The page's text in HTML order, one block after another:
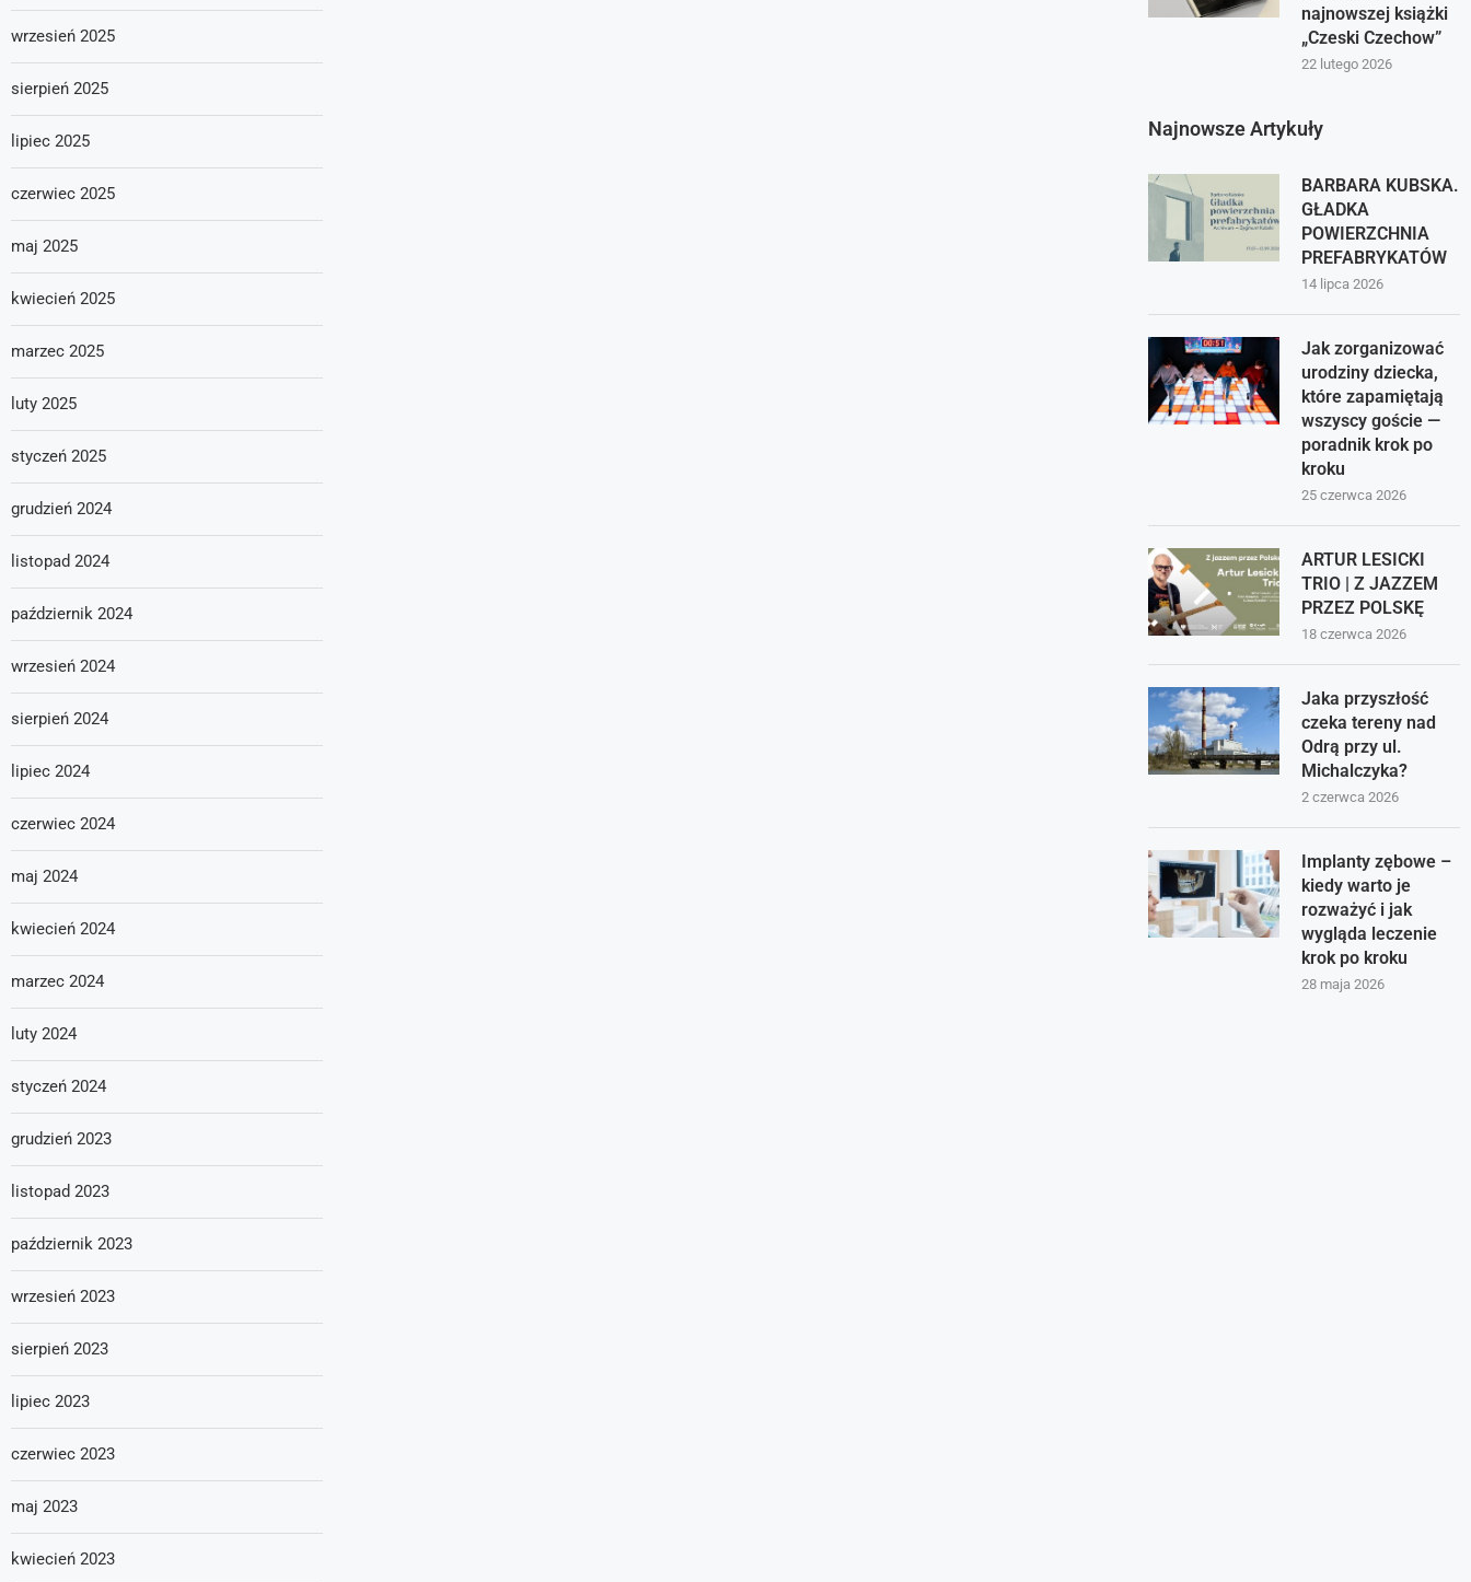
najnowszej książki
„Czeski Czechow”
22 lutego 2026
Najnowsze Artykuły
BARBARA KUBSKA.
GŁADKA
POWIERZCHNIA
PREFABRYKATÓW
14 lipca 2026
Jak zorganizować
urodziny dziecka,
które zapamiętają
wszyscy goście —
poradnik krok po
kroku
25 czerwca 2026
ARTUR LESICKI
TRIO | Z JAZZEM
PRZEZ POLSKĘ
18 czerwca 2026
Jaka przyszłość
czeka tereny nad
Odrą przy ul.
Michalczyka?
2 czerwca 2026
Implanty zębowe –
kiedy warto je
rozważyć i jak
wygląda leczenie
krok po kroku
28 maja 2026
wrzesień 2025
sierpień 2025
lipiec 2025
czerwiec 2025
maj 2025
kwiecień 2025
marzec 2025
luty 2025
styczeń 2025
grudzień 2024
listopad 2024
październik 2024
wrzesień 2024
sierpień 2024
lipiec 2024
czerwiec 2024
maj 2024
kwiecień 2024
marzec 2024
luty 2024
styczeń 2024
grudzień 2023
listopad 2023
październik 2023
wrzesień 2023
sierpień 2023
lipiec 2023
czerwiec 2023
maj 2023
kwiecień 2023